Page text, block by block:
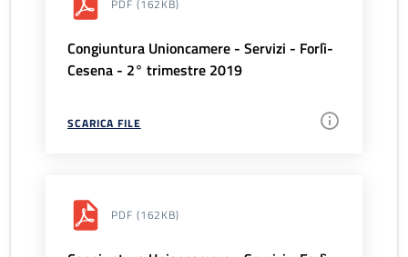
PDF (162KB)
Congiuntura Unioncamere - Servizi - Forlì-
Cesena - 2° trimestre 2019
SCARICA FILE
PDF (162KB)